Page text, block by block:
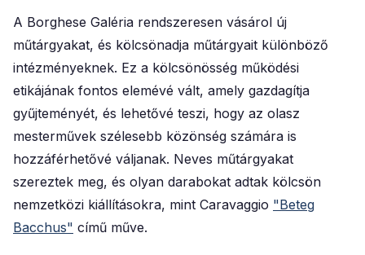
A Borghese Galéria rendszeresen vásárol új
műtárgyakat, és kölcsönadja műtárgyait különböző
intézményeknek. Ez a kölcsönösség működési
etikájának fontos elemévé vált, amely gazdagítja
gyűjteményét, és lehetővé teszi, hogy az olasz
mesterművek szélesebb közönség számára is
hozzáférhetővé váljanak. Neves műtárgyakat
szereztek meg, és olyan darabokat adtak kölcsön
nemzetközi kiállításokra, mint Caravaggio "Beteg
Bacchus" című műve.